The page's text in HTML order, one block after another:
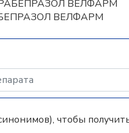
РАБЕПРАЗОЛ ВЕЛФАРМ
ВЕЛФАРМ
чтобы